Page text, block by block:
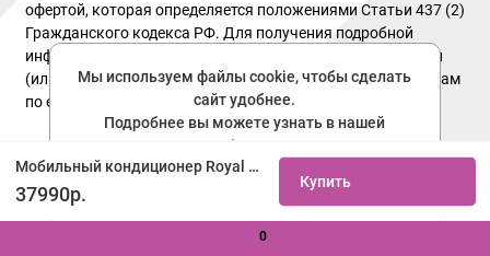
0
Мобильный кондиционер Royal Clima RM-NN28HH-E Neon купить не дорого с установкой. Большой выбор товаров в каталоге, скидки, акции, гарантия.
37990р.
Купить
офертой, которая определяется положениями Статьи 437 (2)
Гражданского кодекса РФ. Для получения подробной
информации о наличии и стоимости указанных товаров и
(или) услуг, пожалуйста, обращайтесь к нашим менеджерам
по email или телефону указанного в разделе контакты !
Мы используем файлы cookie, чтобы сделать
сайт удобнее.
Подробнее вы можете узнать в нашей
политике конфиденциальности